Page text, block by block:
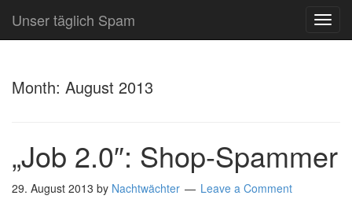
Unser täglich Spam
Month: August 2013
„Job 2.0″: Shop-Spammer
29. August 2013 by Nachtwächter Leave a Comment